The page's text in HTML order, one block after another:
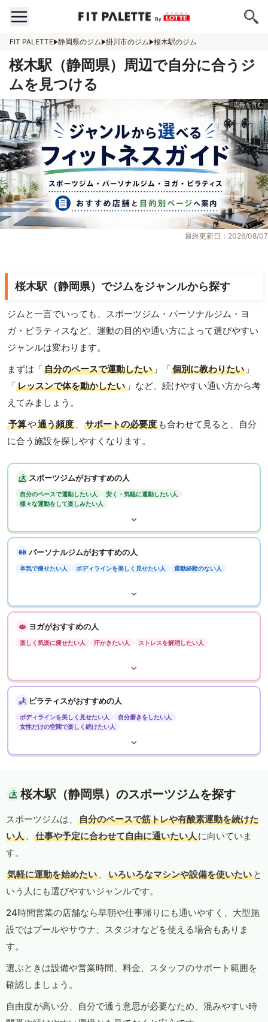
FIT PALETTE 静岡県のジム 掛川市のジム 桜木駅のジム
桜木駅（静岡県）周辺で自分に合うジ
ムを見つける
最終更新日：2026/08/07
桜木駅（静岡県）でジムをジャンルから探す
ジムと一言でいっても、スポーツジム・パーソナルジム・ヨ
ガ・ピラティスなど、運動の目的や通い方によって選びやすい
ジャンルは変わります。
まずは「自分のペースで運動したい 」「個別に教わりたい 」
「レッスンで体を動かしたい 」など、続けやすい通い方から考
えてみましょう。
予算や通う頻度 、 サポートの必要度 も合わせて見ると、自分
に合う施設を探しやすくなります。
スポーツジムがおすすめの人
自分のペースで運動したい人
安く・気軽に運動したい人
様々な運動をして楽しみたい人
パーソナルジムがおすすめの人
本気で痩せたい人 ボディラインを美しく見せたい人 運動経験のない人
ヨガがおすすめの人
楽しく気楽に痩せたい人 汗かきたい人 ストレスを解消したい人
ピラティスがおすすめの人
ボディラインを美しく見せたい人
自分磨きをしたい人
女性だけの空間で楽しく続けたい人
桜木駅（静岡県）のスポーツジムを探す
スポーツジムは、
自分のペースで筋トレや有酸素運動を続けた
い人 、 仕事や予定に合わせて自由に通いたい人に向いていま
す。
気軽に運動を始めたい 、 いろいろなマシンや設備を使いたい と
いう人にも選びやすいジャンルです。
24時間営業の店舗なら早朝や仕事帰りにも通いやすく、大型施
設ではプールやサウナ、スタジオなどを使える場合もありま
す。
選ぶときは設備や営業時間、料金、スタッフのサポート範囲を
確認しましょう。
自由度が高い分、自分で通う意思が必要なため、混みやすい時